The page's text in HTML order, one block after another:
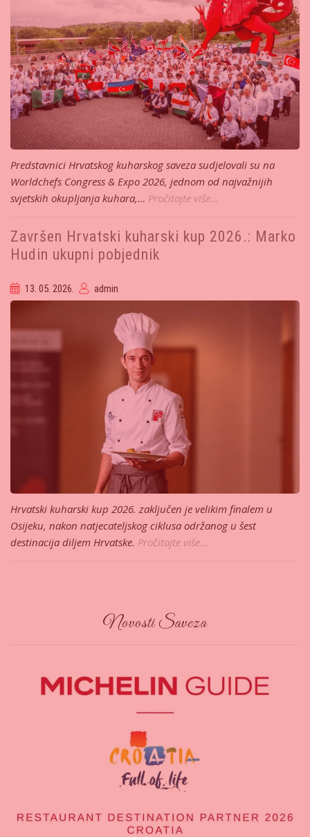
Predstavnici Hrvatskog kuharskog saveza sudjelovali su na
Worldchefs Congress & Expo 2026, jednom od najvažnijih
svjetskih okupljanja kuhara,… Pročitajte više...
Završen Hrvatski kuharski kup 2026.: Marko
Hudin ukupni pobjednik
13. 05. 2026. admin
Hrvatski kuharski kup 2026. zaključen je velikim finalem u
Osijeku, nakon natjecateljskog ciklusa održanog u šest
destinacija diljem Hrvatske. Pročitajte više...
Novosti Saveza